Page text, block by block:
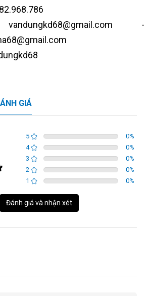
-
GIÁ
5 0%
4
0%
3
0%
2
0%
1
0%
Đánh giá và nhận xét